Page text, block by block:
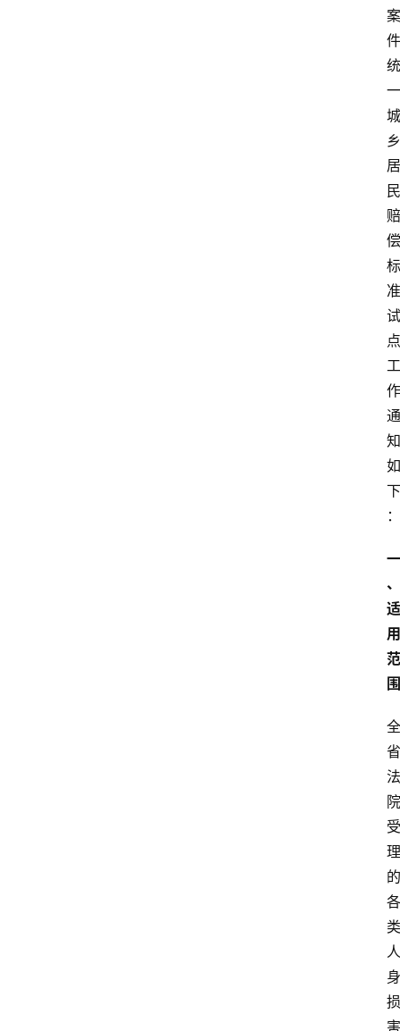
案
件
统
一
城
乡
居
民
赔
偿
标
准
试
点
工
作
通
知
如
下
：
一
、
适
用
范
围
全
省
法
院
受
理
的
各
类
人
身
损
害